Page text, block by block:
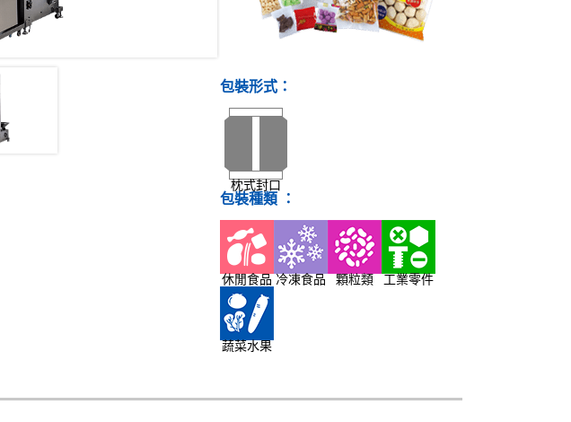
包裝形式：
枕式封口
包裝種類 ：
休閒食品 冷凍食品 顆粒類 工業零件
蔬菜水果